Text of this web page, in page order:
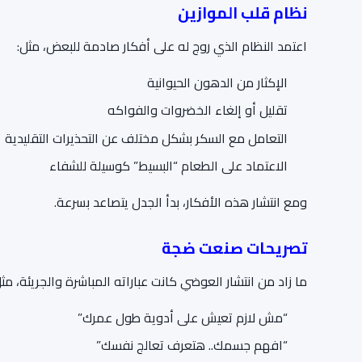
نظام قلب الموازين
اعتمد النظام الذي روج له على أفكار صادمة للبعض، مثل:
الإكثار من الدهون الحيوانية
تقليل أو إلغاء الخضروات والفواكه
التعامل مع السكر بشكل مختلف عن التحذيرات التقليدية
الاعتماد على الطعام “البسيط” كوسيلة للشفاء
ومع انتشار هذه الأفكار، بدأ الجدل يتصاعد بسرعة.
تصريحات صنعت ضجة
ما زاد من انتشار العوضي كانت عباراته المباشرة والجريئة،
“مش لازم تعيش على أدوية طول عمرك”
“افهم جسمك.. هتعرف تعالج نفسك”